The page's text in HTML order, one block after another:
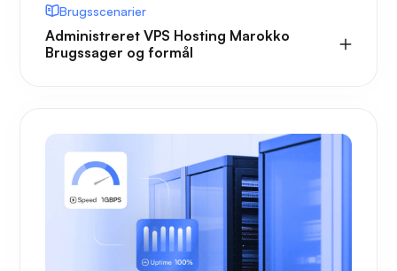
Brugsscenarier
Administreret VPS Hosting Marokko
Brugssager og formål